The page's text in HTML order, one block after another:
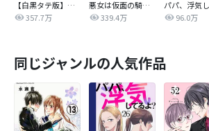
【白黒タテ版】孕むまで乱れいけ～身代わり花嫁と軍服の猛愛
357.7万
悪女は仮面の騎士に騙されない
339.4万
96.0万
同じジャンルの人気作品